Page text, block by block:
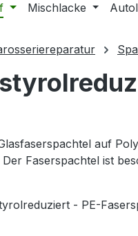
Mischlacke
auf
Faserspachtel ist